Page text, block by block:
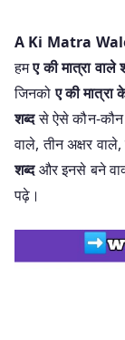
A Ki Matra
हमए की मात्रा वाले
जिनकोए की मात्रा
शब्दसे ऐसे कौन-
वाले, तीन अक्षर
शब्दऔर इनसे बने
पढ़े।